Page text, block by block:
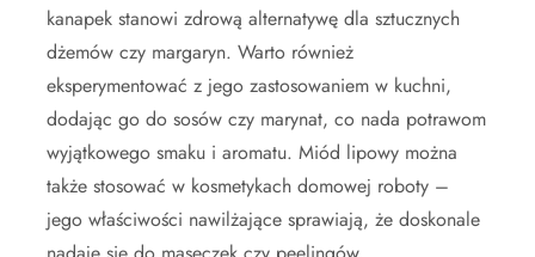
kanapek stanowi zdrową alternatywę dla sztucznych
dżemów czy margaryn. Warto również
eksperymentować z jego zastosowaniem w kuchni,
dodając go do sosów czy marynat, co nada potrawom
wyjątkowego smaku i aromatu. Miód lipowy można
także stosować w kosmetykach domowej roboty –
jego właściwości nawilżające sprawiają, że doskonale